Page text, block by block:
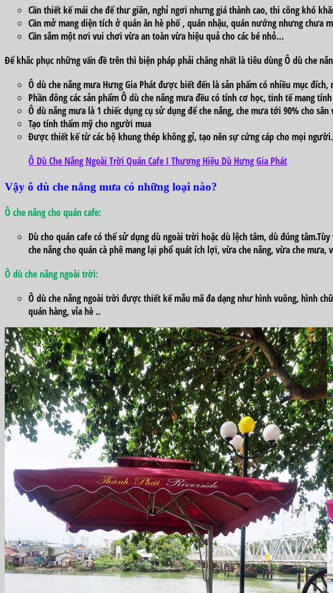
Cần thiết kế mái che để thư giãn, nghỉ ngơi nhưnggiá thànhcao, thi côngkhó
Cần mở mangdiện tích ở quán ăn hè phố, quán nhậu, quán nướng nhưng chưa
Cầnsắm một nơi vui chơi vừa an toàn vừa hiệu quả chocác bé nhỏ…
Đểkhắc phục những vấn đềtrên thì biện pháp phải chăngnhất làtiêu dùngÔ dù che
Ô dù che nắng mưa Hưng Gia Phát được biếtđến là sản phẩmcó nhiều mục đích,
Phần đôngcácsản phẩm Ô dù che nắng mưa đềucótính cơ học, tinh tếmangtính
Ô dù nắng mưa là 1 chiếcdụng cụsử dụngđể che nắng, che mưatới 90% cho
Tạo tính thẩm mỹ cho người mua
Được thiết kế từ các bộ khungthép khônggỉ, tạo nên sựcứng cápcho mọi người.
Ô Dù Che Nắng Ngoài Trời Quán Cafe I Thương Hiệu Dù Hưng Gia Phát
Vậy ô dù che nắng mưa có những loại nào?
Ô che nắng cho quán cafe:
Dù cho quán cafecóthểsử dụngdù ngoài trời hoặc dù lệch tâm, dù đúng
che nắng cho quán cà phê mang lại phổ quát ích lợi, vừa che nắng, vừa che mưa,
Ô dù che nắng ngoài trời:
Ô dù che nắng ngoài trời được thiết kếmẫu mãđa dạngnhư hình vuông, hình
quán hàng,vỉa hè ..